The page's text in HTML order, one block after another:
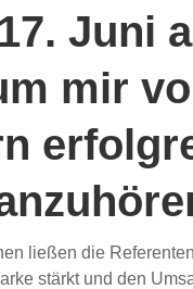
Juni
mir
ließen die
stärkt und den